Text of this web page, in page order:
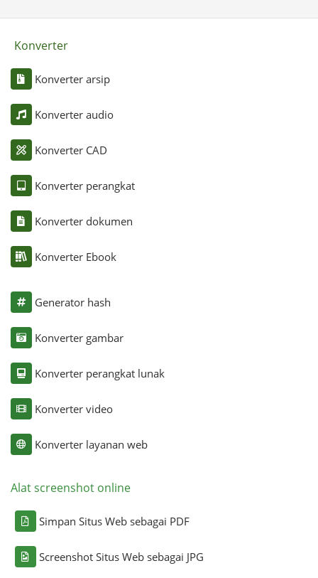
Konverter
Konverter arsip
Konverter audio
Konverter CAD
Konverter perangkat
Konverter dokumen
Konverter Ebook
Generator hash
Konverter gambar
Konverter perangkat lunak
Konverter video
Konverter layanan web
Alat screenshot online
Simpan Situs Web sebagai PDF
Screenshot Situs Web sebagai JPG